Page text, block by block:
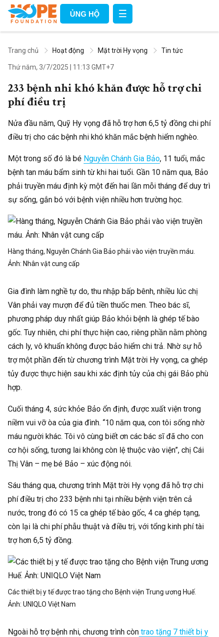
ỦNG HỘ ☰
Trang chủ Hoạt động Mặt trời Hy vọng Tin tức
Thứ năm, 3/7/2025 11:13 GMT+7
233 bệnh nhi khó khăn được hỗ trợ chi
phí điều trị
Nửa đầu năm, Quỹ Hy vọng đã hỗ trợ hơn 6,5 tỷ đồng chi phí
điều trị cho các bệnh nhi khó khăn mắc bệnh hiểm nghèo.
Một trong số đó là bé Nguyễn Chánh Gia Bảo, 11 tuổi, mắc
bệnh tan máu bẩm sinh từ khi hai tuổi. Gần 10 năm qua, Bảo
phải truyền máu định kỳ một đến hai lần mỗi tháng để duy trì
sự sống, gắn bó với bệnh viện nhiều hơn trường học.
Hàng tháng, Nguyễn Chánh Gia Bảo phải vào viện truyền máu.
Ảnh: Nhân vật cung cấp
Gia đình làm nghề tự do, thu nhập bấp bênh, nhiều lúc chị
Vân phải vay mượn để đủ tiền thuốc men. Theo bác sĩ,
phương pháp duy nhất giúp Bảo khỏi bệnh là ghép tế bào
gốc. Tuy nhiên, chi phí thực hiện cao, riêng phần nằm phòng
cách ly, vô khuẩn không được bảo hiểm chi trả. Nhờ sự hỗ
trợ một phần đến từ chương trình Mặt trời Hy vọng, ca ghép
tủy được thực hiện sau khi xác định tủy của chị gái Bảo phù
hợp.
Cuối tháng 4, sức khỏe Bảo ổn định, được xuất viện trong
niềm vui vỡ òa của gia đình. “10 năm qua, con tôi sống nhờ
máu người khác. Tôi vô cùng biết ơn các bác sĩ đã cho con
cơ hội sống, tương lai không còn lệ thuộc vào viện”, chị Cái
Thị Vân – mẹ bé Bảo – xúc động nói.
Sáu tháng qua, chương trình Mặt trời Hy vọng đã hỗ trợ chi
phí điều trị cho 233 bệnh nhi tại nhiều bệnh viện trên cả
nước, trong đó có 15 ca ghép tế bào gốc, 4 ca ghép tạng,
còn lại là chi phí phẫu thuật và điều trị, với tổng kinh phí tài
trợ hơn 6,5 tỷ đồng.
Các thiết bị y tế được trao tặng cho Bệnh viện Trung ương Huế.
Ảnh: UNIQLO Việt Nam
Ngoài hỗ trợ bệnh nhi, chương trình còn trao tặng 7 thiết bị y